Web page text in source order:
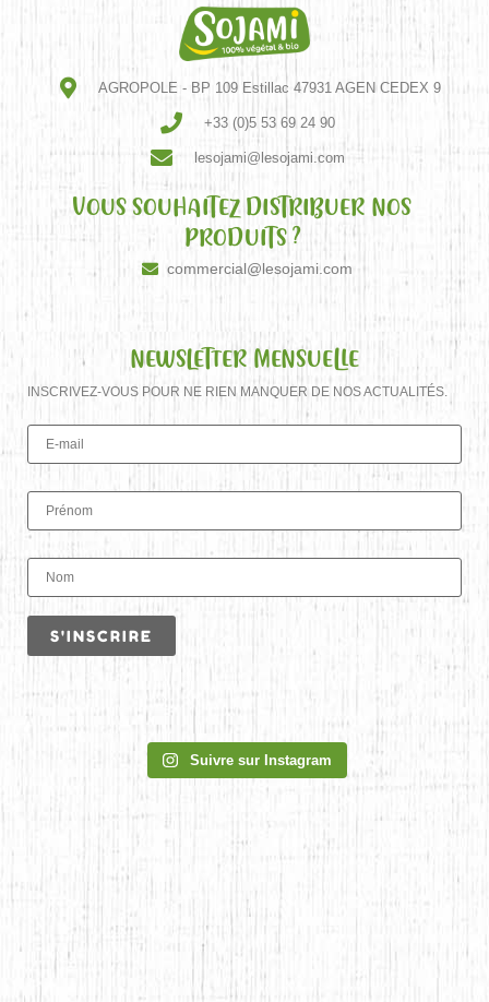
AGROPOLE - BP 109 Estillac 47931 AGEN CEDEX 9
+33 (0)5 53 69 24 90
lesojami@lesojami.com
VOUS SOUHAITEZ DISTRIBUER NOS
PRODUITS ?
commercial@lesojami.com
NEWSLETTER MENSUELLE
INSCRIVEZ-VOUS POUR NE RIEN MANQUER DE NOS ACTUALITÉS.
Suivre sur Instagram